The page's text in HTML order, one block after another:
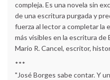
compleja. Es una novela sin
de una escritura purgada y
fuerza al lector a completar la
más visibles en la escritura de
Mario R. Cancel, escritor,
***
"José Borges sabe contar. Y